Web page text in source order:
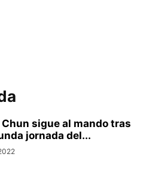
Chun sigue al mando tras
jornada del...